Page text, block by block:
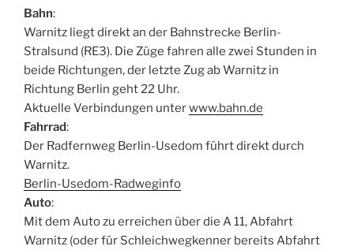
Bahn:
Warnitz liegt direkt an der Bahnstrecke Berlin-
Stralsund (RE3). Die Züge fahren alle zwei Stunden in
beide Richtungen, der letzte Zug ab Warnitz in
Richtung Berlin geht 22 Uhr.
Aktuelle Verbindungen unterwww.bahn.de
Fahrrad:
Der Radfernweg Berlin-Usedom führt direkt durch
Warnitz.
Berlin-Usedom-Radweginfo
Auto:
Mit dem Auto zu erreichen über die A 11, Abfahrt
Warnitz (oder für Schleichwegkenner bereits Abfahrt